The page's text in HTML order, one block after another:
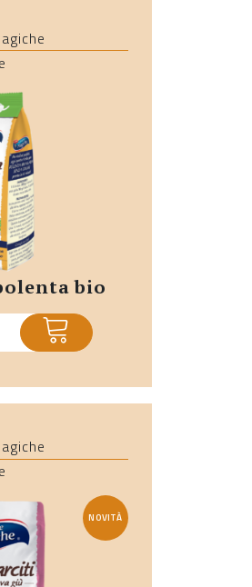
bio
ACQUISTA
NOVITÀ